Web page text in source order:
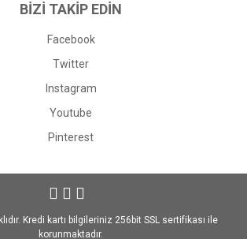
BİZİ TAKİP EDİN
Facebook
Twitter
Instagram
Youtube
Pinterest
Kredi kartı bilgileriniz 256bit SSL sertifikası ile
korunmaktadır.